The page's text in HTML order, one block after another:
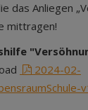
das Anliegen
mittragen!
2024-02-